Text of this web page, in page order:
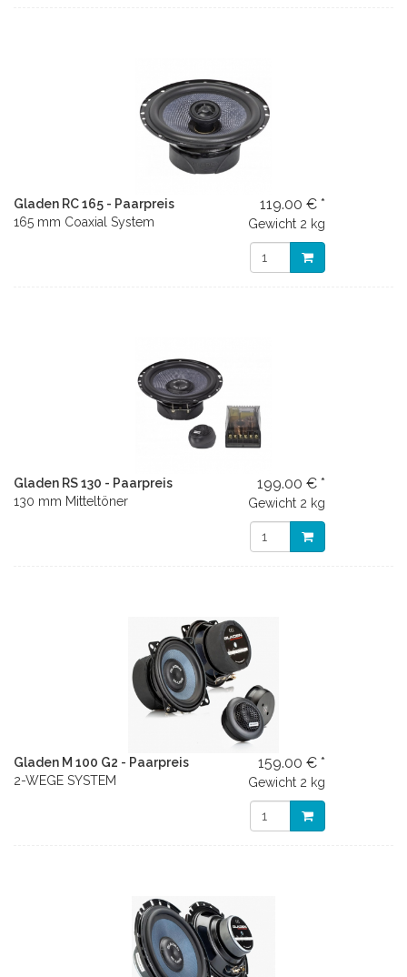
Gladen RC 165 - Paarpreis
165 mm Coaxial System
119.00 € *
Gewicht 2 kg
Gladen RS 130 - Paarpreis
130 mm Mitteltöner
199.00 € *
Gewicht 2 kg
Gladen M 100 G2 - Paarpreis
2-WEGE SYSTEM
159.00 € *
Gewicht 2 kg